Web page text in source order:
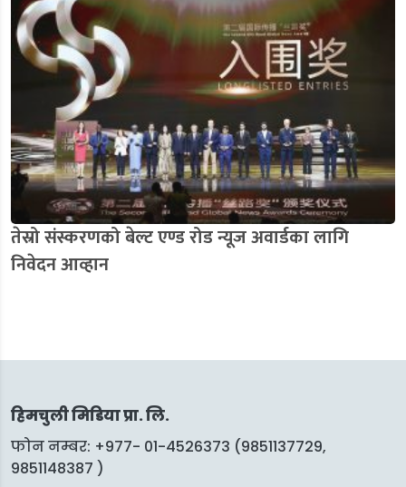
तेस्रो संस्करणको बेल्ट एण्ड रोड न्यूज अवार्डका लागि
निवेदन आव्हान
हिमचुली मिडिया प्रा. लि.
फोन नम्बर: +977- 01-4526373 (9851137729,
9851148387 )